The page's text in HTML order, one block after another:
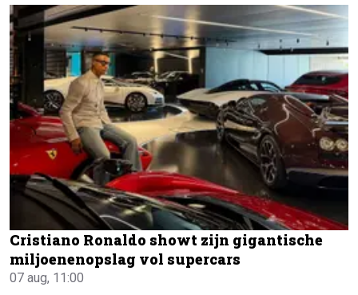
Cristiano Ronaldo showt zijn gigantische
miljoenenopslag vol supercars
07 aug, 11:00